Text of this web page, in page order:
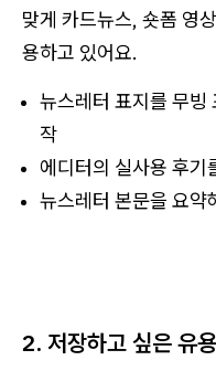
맞게 카드뉴스, 숏폼 영
용하고 있어요.
뉴스레터 표지를 무빙
작
에디터의 실사용 후기
뉴스레터 본문을 요약
2. 저장하고 싶은 유